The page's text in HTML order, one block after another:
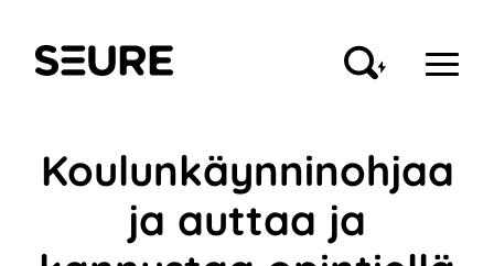
sisältöön
Seure
Koulunkäynninohjaa
ja auttaa ja